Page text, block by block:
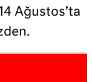
Ağustos’ta